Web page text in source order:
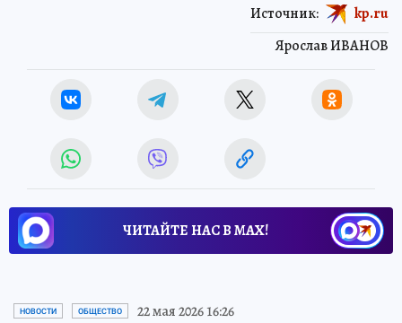
Ярослав ИВАНОВ
Источник: kp.ru
ЧИТАЙТЕ НАС В МАХ!
НОВОСТИ ОБЩЕСТВО 22 мая 2026 16:26